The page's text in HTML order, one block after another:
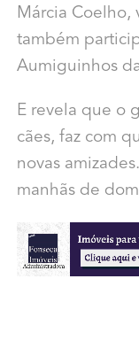
Márcia Coelho,
também
Aumiguinhos
E revela que o
cães, faz com
novas
manhãs de